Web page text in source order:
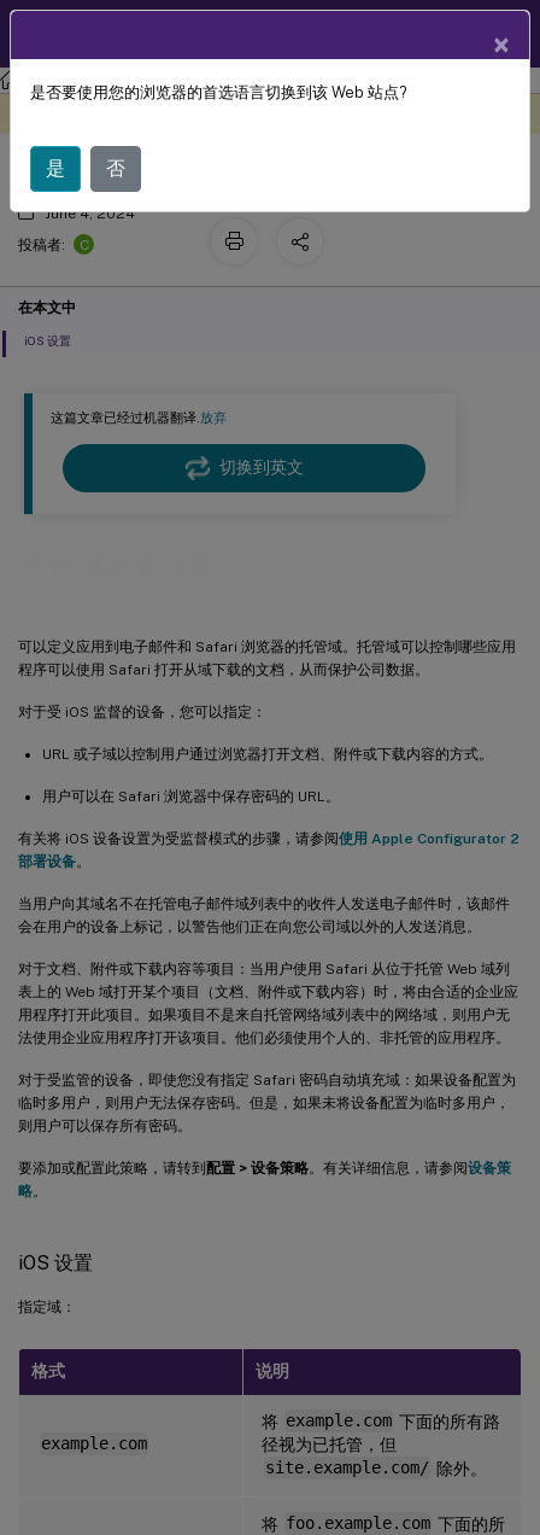
Citrix Endpoint Management
这篇文章已经过机器翻译.放弃
切换到英文
可以定义应用到电子邮件和 Safari 浏览器的托管域。托管域可以控制哪些应用
程序可以使用 Safari 打开从域下载的文档，从而保护公司数据。
对于受 iOS 监督的设备，您可以指定：
URL 或子域以控制用户通过浏览器打开文档、附件或下载内容的方式。
用户可以在 Safari 浏览器中保存密码的 URL。
有关将 iOS 设备设置为受监督模式的步骤，请参阅使用 Apple Configurator 2
部署设备。
当用户向其域名不在托管电子邮件域列表中的收件人发送电子邮件时，该邮件
会在用户的设备上标记，以警告他们正在向您公司域以外的人发送消息。
对于文档、附件或下载内容等项目：当用户使用 Safari 从位于托管 Web 域列
表上的 Web 域打开某个项目（文档、附件或下载内容）时，将由合适的企业应
用程序打开此项目。如果项目不是来自托管网络域列表中的网络域，则用户无
法使用企业应用程序打开该项目。他们必须使用个人的、非托管的应用程序。
对于受监管的设备，即使您没有指定 Safari 密码自动填充域：如果设备配置为
临时多用户，则用户无法保存密码。但是，如果未将设备配置为临时多用户，
则用户可以保存所有密码。
要添加或配置此策略，请转到配置 > 设备策略。有关详细信息，请参阅设备策
略。
iOS 设置
指定域：
格式 说明
example.com
将 example.com 下面的所有路
径视为已托管，但
site.example.com/ 除外。
将 foo.example.com 下面的所
托管域设备策略
June 4, 2024
投稿者:
C
在本文中
iOS 设置
×
是否要使用您的浏览器的首选语言切换到该 Web 站点?
是 否